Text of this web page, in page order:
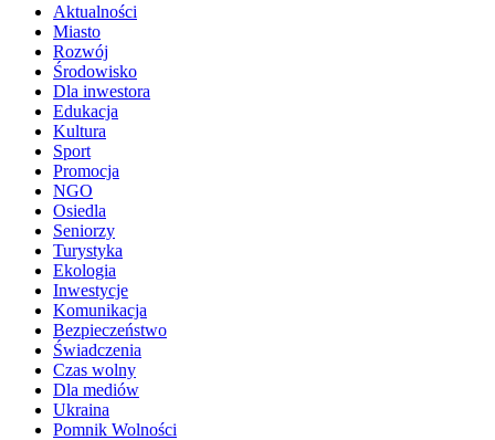
Aktualności
Miasto
Rozwój
Środowisko
Dla inwestora
Edukacja
Kultura
Sport
Promocja
NGO
Osiedla
Seniorzy
Turystyka
Ekologia
Inwestycje
Komunikacja
Bezpieczeństwo
Świadczenia
Czas wolny
Dla mediów
Ukraina
Pomnik Wolności